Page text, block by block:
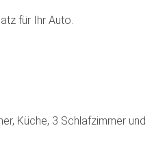
für Ihr Auto.
Küche, 3 Schlafzimmer und